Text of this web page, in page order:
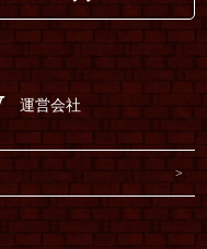
運営会社